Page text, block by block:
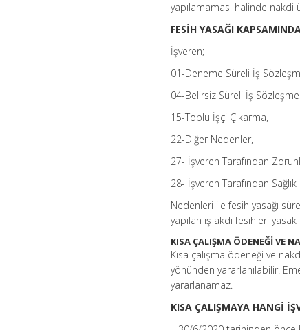
yapılamaması halinde
FESİH YASAĞI
İşveren;
01-Deneme Süreli İş
04-Belirsiz Süreli İş
15-Toplu İşçi Çıkarma,
22-Diğer Nedenler,
27- İşveren Tarafından
28- İşveren Tarafından
Nedenleri ile fesih yasağı
yapılan iş akdi fesihleri
KISA ÇALIŞMA ÖDENEĞİ VE
Kısa çalışma ödeneği ve
yönünden yararlanılabilir.
yararlanamaz.
KISA ÇALIŞMAYA HANGİ